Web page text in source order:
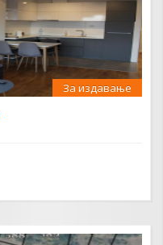
За издавање